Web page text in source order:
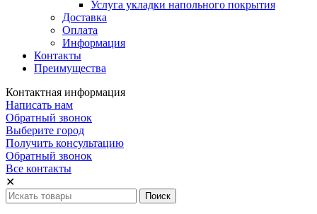
Услуга укладки напольного покрытия
Доставка
Оплата
Информация
Контакты
Преимущества
Контактная информация
Написать нам
Обратный звонок
Выберите город
Получить консультацию
Обратный звонок
Все контакты
✕